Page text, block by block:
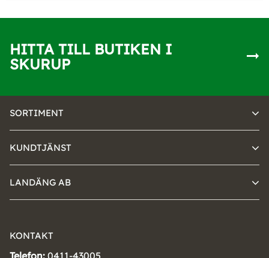
HITTA TILL BUTIKEN I
SKURUP
SORTIMENT
KUNDTJÄNST
LANDÄNG AB
KONTAKT